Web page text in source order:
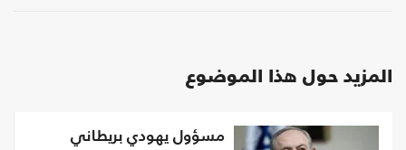
المزيد حول هذا الموضوع
مسؤول يهودي بريطاني